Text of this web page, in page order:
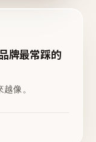
牌最常踩的
像。